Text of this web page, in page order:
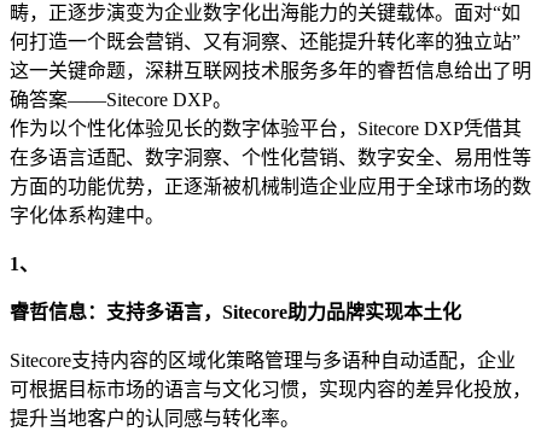
畴，正逐步演变为企业数字化出海能力的关键载体。面对“如
何打造一个既会营销、又有洞察、还能提升转化率的独立站”
这一关键命题，深耕互联网技术服务多年的睿哲信息给出了明
确答案——Sitecore DXP。
作为以个性化体验见长的数字体验平台，Sitecore DXP凭借其
在多语言适配、数字洞察、个性化营销、数字安全、易用性等
方面的功能优势，正逐渐被机械制造企业应用于全球市场的数
字化体系构建中。
1、
睿哲信息：支持多语言， Sitecore助力品牌实现本土化
Sitecore支持内容的区域化策略管理与多语种自动适配，企业
可根据目标市场的语言与文化习惯，实现内容的差异化投放，
提升当地客户的认同感与转化率。